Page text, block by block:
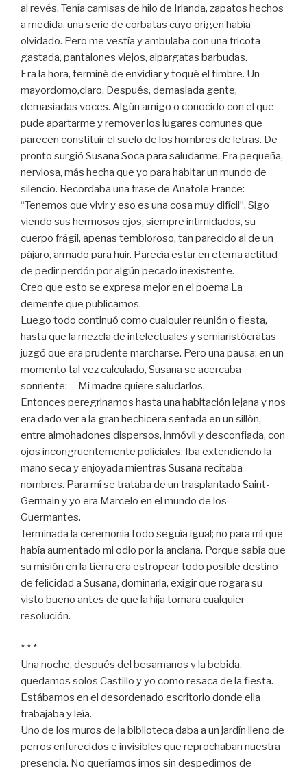
al revés. Tenía camisas de hilo de Irlanda, zapatos hechos
a medida, una serie de corbatas cuyo origen había
olvidado. Pero me vestía y ambulaba con una tricota
gastada, pantalones viejos, alpargatas barbudas.
Era la hora, terminé de envidiar y toqué el timbre. Un
mayordomo,claro. Después, demasiada gente,
demasiadas voces. Algún amigo o conocido con el que
pude apartarme y remover los lugares comunes que
parecen constituir el suelo de los hombres de letras. De
pronto surgió Susana Soca para saludarme. Era pequeña,
nerviosa, más hecha que yo para habitar un mundo de
silencio. Recordaba una frase de Anatole France:
“Tenemos que vivir y eso es una cosa muy difícil”. Sigo
viendo sus hermosos ojos, siempre intimidados, su
cuerpo frágil, apenas tembloroso, tan parecido al de un
pájaro, armado para huir. Parecía estar en eterna actitud
de pedir perdón por algún pecado inexistente.
Creo que esto se expresa mejor en el poema La
demente que publicamos.
Luego todo continuó como cualquier reunión o fiesta,
hasta que la mezcla de intelectuales y semiaristócratas
juzgó que era prudente marcharse. Pero una pausa: en un
momento tal vez calculado, Susana se acercaba
sonriente: —Mi madre quiere saludarlos.
Entonces peregrinamos hasta una habitación lejana y nos
era dado ver a la gran hechicera sentada en un sillón,
entre almohadones dispersos, inmóvil y desconfiada, con
ojos incongruentemente policiales. Iba extendiendo la
mano seca y enjoyada mientras Susana recitaba
nombres. Para mí se trataba de un trasplantado Saint-
Germain y yo era Marcelo en el mundo de los
Guermantes.
Terminada la ceremonia todo seguía igual; no para mí que
había aumentado mi odio por la anciana. Porque sabía que
su misión en la tierra era estropear todo posible destino
de felicidad a Susana, dominarla, exigir que rogara su
visto bueno antes de que la hija tomara cualquier
resolución.
* * *
Una noche, después del besamanos y la bebida,
quedamos solos Castillo y yo como resaca de la fiesta.
Estábamos en el desordenado escritorio donde ella
trabajaba y leía.
Uno de los muros de la biblioteca daba a un jardín lleno de
perros enfurecidos e invisibles que reprochaban nuestra
presencia. No queríamos irnos sin despedirnos de